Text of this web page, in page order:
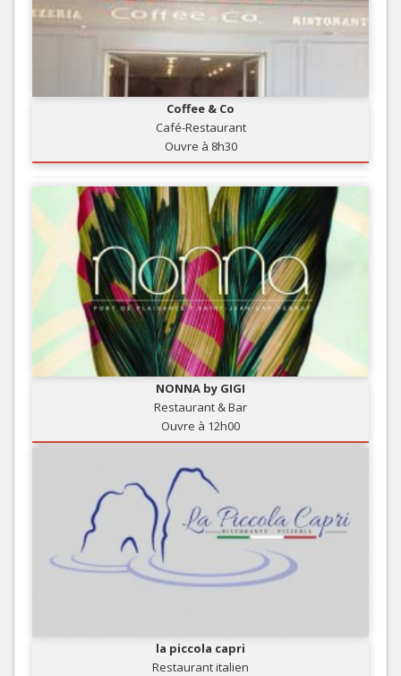
Coffee & Co
Café-Restaurant
Ouvre à 8h30
NONNA by GIGI
Restaurant & Bar
Ouvre à 12h00
la piccola capri
Restaurant italien